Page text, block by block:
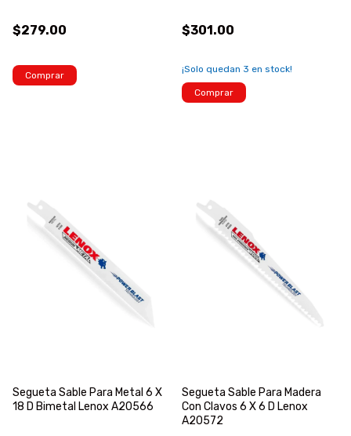
$279.00
Comprar
$301.00
¡Solo quedan 3 en stock!
Comprar
Segueta Sable Para Metal 6 X
18 D Bimetal Lenox A20566
Segueta Sable Para Madera
Con Clavos 6 X 6 D Lenox
A20572